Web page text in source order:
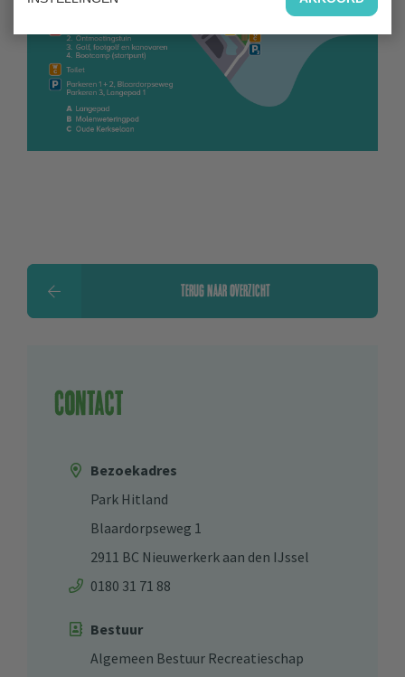
TERUG NAAR OVERZICHT
Contact
Bezoekadres
Park Hitland
Blaardorpseweg 1
2911 BC Nieuwerkerk aan den IJssel
0180 31 71 88
Bestuur
Algemeen Bestuur Recreatieschap